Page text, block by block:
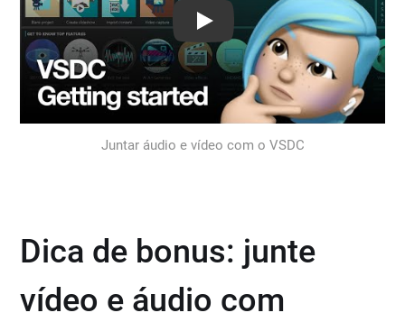
Play: Keynote (Google I/O '18)
Juntar áudio e vídeo com o VSDC
Dica de bonus: junte
vídeo e áudio com